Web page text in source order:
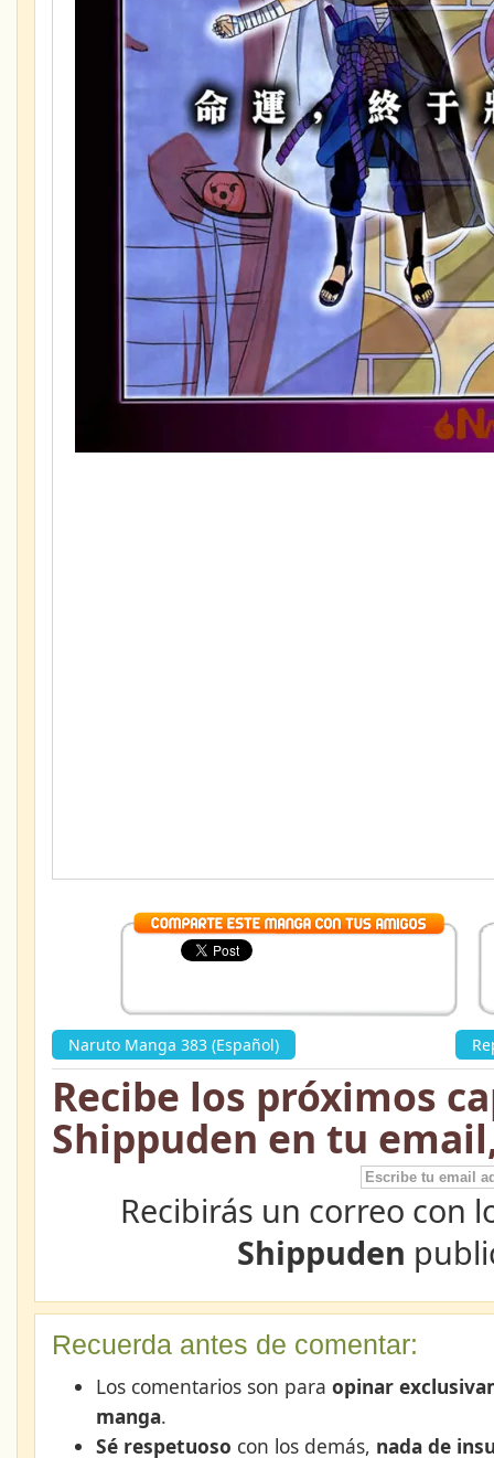
Naruto Manga 383 (Español)
Recibe los próximos
Shippuden en tu
Recibirás un correo con
Shippuden
Recuerda antes de comentar:
Los comentarios son para opinar
manga.
Sé respetuoso con los demás, nada de